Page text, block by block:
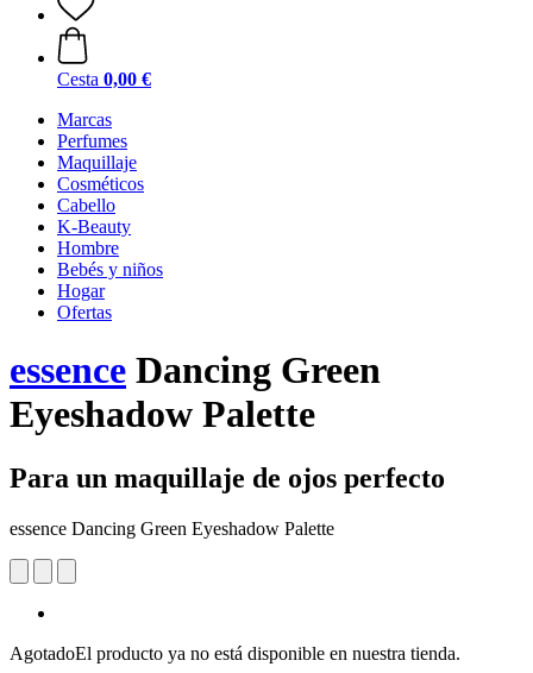
Cesta 0,00 €
Marcas
Perfumes
Maquillaje
Cosméticos
Cabello
K-Beauty
Hombre
Bebés y niños
Hogar
Ofertas
essence Dancing Green
Eyeshadow Palette
Para un maquillaje de ojos perfecto
essence Dancing Green Eyeshadow Palette
AgotadoEl producto ya no está disponible en nuestra tienda.